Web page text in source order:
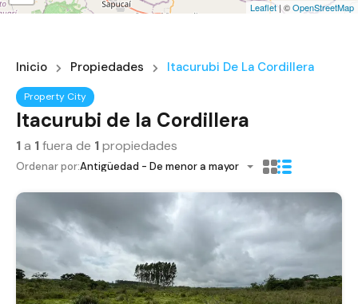
Leaflet | ©OpenStreetMap
Inicio Propiedades Itacurubi De La Cordillera
Property City
Itacurubi de la Cordillera
1a 1fuera de 1propiedades
Ordenar por:Antigüedad - De menor a mayor